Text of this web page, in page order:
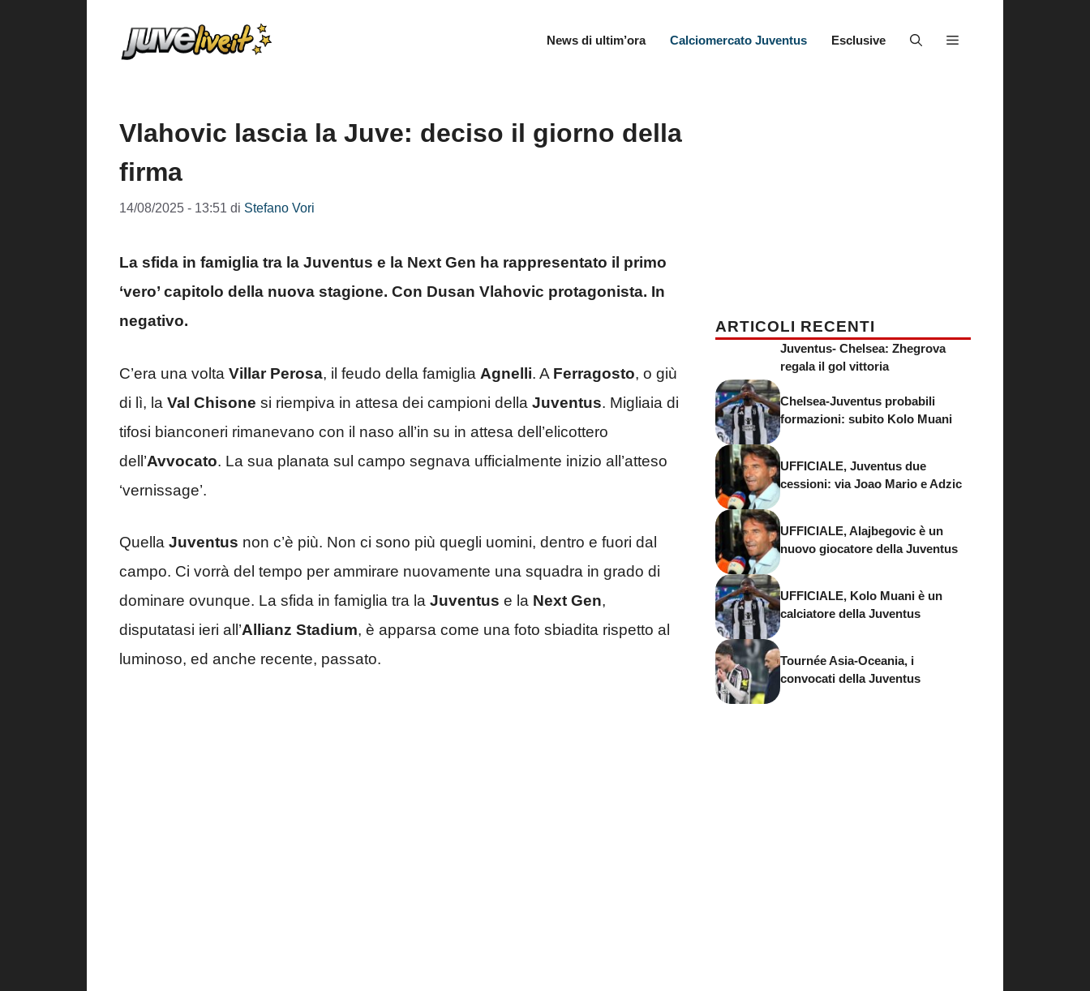
News di ultim’ora Calciomercato Juventus Esclusive
Vlahovic lascia la Juve: deciso il giorno della
firma
14/08/2025 - 13:51 di Stefano Vori
La sfida in famiglia tra la Juventus e la Next Gen ha rappresentato il primo
‘vero’ capitolo della nuova stagione. Con Dusan Vlahovic protagonista. In
negativo.
C’era una volta Villar Perosa, il feudo della famiglia Agnelli. A Ferragosto, o giù
di lì, la Val Chisone si riempiva in attesa dei campioni della Juventus. Migliaia di
tifosi bianconeri rimanevano con il naso all’in su in attesa dell’elicottero
dell’Avvocato. La sua planata sul campo segnava ufficialmente inizio all’atteso
‘vernissage’.
Quella Juventus non c’è più. Non ci sono più quegli uomini, dentro e fuori dal
campo. Ci vorrà del tempo per ammirare nuovamente una squadra in grado di
dominare ovunque. La sfida in famiglia tra la Juventus e la Next Gen,
disputatasi ieri all’Allianz Stadium, è apparsa come una foto sbiadita rispetto al
luminoso, ed anche recente, passato.
ARTICOLI RECENTI
Juventus- Chelsea: Zhegrova
regala il gol vittoria
Chelsea-Juventus probabili
formazioni: subito Kolo Muani
UFFICIALE, Juventus due
cessioni: via Joao Mario e Adzic
UFFICIALE, Alajbegovic è un
nuovo giocatore della Juventus
UFFICIALE, Kolo Muani è un
calciatore della Juventus
Tournée Asia-Oceania, i
convocati della Juventus